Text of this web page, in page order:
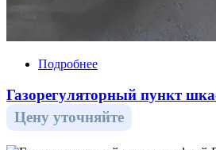
Подробнее
Газорегуляторный пункт
Цену уточняйте